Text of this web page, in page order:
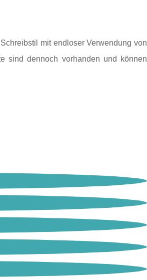
mit endloser Verwendung von
sind dennoch vorhanden und können